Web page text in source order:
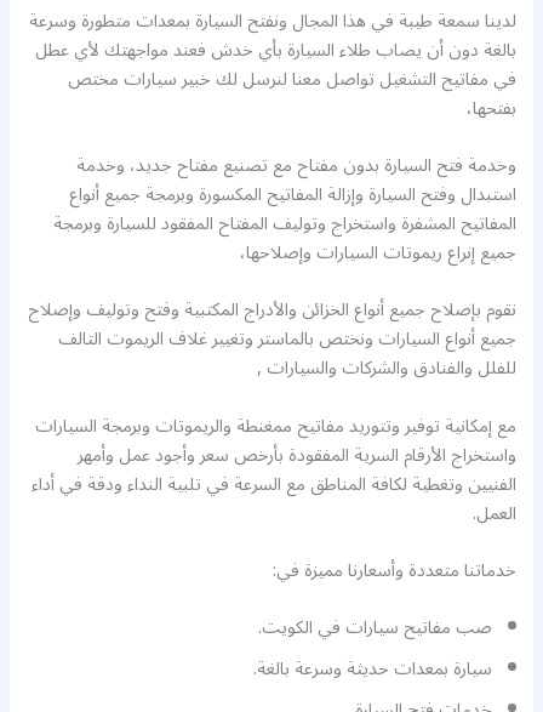
لدينا سمعة طيبة في هذا المجال ونفتح السيارة بمعدات متطورة وسرعة
بالغة دون أن يصاب طلاء السيارة بأي خدش فعند مواجهتك لأي عطل
في مفاتيح التشغيل تواصل معنا لنرسل لك خبير سيارات مختص
بفتحها،
وخدمة فتح السيارة بدون مفتاح مع تصنيع مفتاح جديد، وخدمة
استبدال وفتح السيارة وإزالة المفاتيح المكسورة وبرمجة جميع أنواع
المفاتيح المشفرة واستخراج وتوليف المفتاح المفقود للسيارة وبرمجة
جميع إنراع ريموتات السيارات وإصلاحها،
نقوم بإصلاح جميع أنواع الخزائن والأدراج المكتبية وفتح وتوليف وإصلاح
جميع أنواع السيارات ونختص بالماستر وتغيير غلاف الريموت التالف
للفلل والفنادق والشركات والسيارات ,
مع إمكانية توفير وتتوريد مفاتيح ممغنطة والريموتات وبرمجة السيارات
واستخراج الأرقام السرية المفقودة بأرخص سعر وأجود عمل وأمهر
الفنيين وتغطية لكافة المناطق مع السرعة في تلبية النداء ودقة في أداء
العمل.
خدماتنا متعددة وأسعارنا مميزة في:
صب مفاتيح سيارات في الكويت.
سيارة بمعدات حديثة وسرعة بالغة.